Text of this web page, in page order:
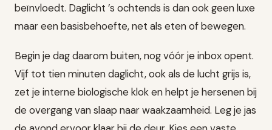
beïnvloedt. Daglicht ’s ochtends is dan ook geen luxe
maar een basisbehoefte, net als eten of bewegen.
Begin je dag daarom buiten, nog vóór je inbox opent.
Vijf tot tien minuten daglicht, ook als de lucht grijs is,
zet je interne biologische klok en helpt je hersenen bij
de overgang van slaap naar waakzaamheid. Leg je jas